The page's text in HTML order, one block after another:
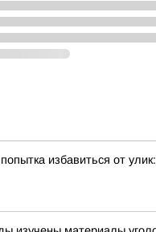
избавиться от